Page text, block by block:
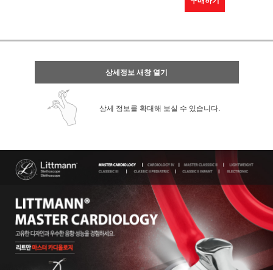
상세정보 새창 열기
상세 정보를 확대해 보실 수 있습니다.